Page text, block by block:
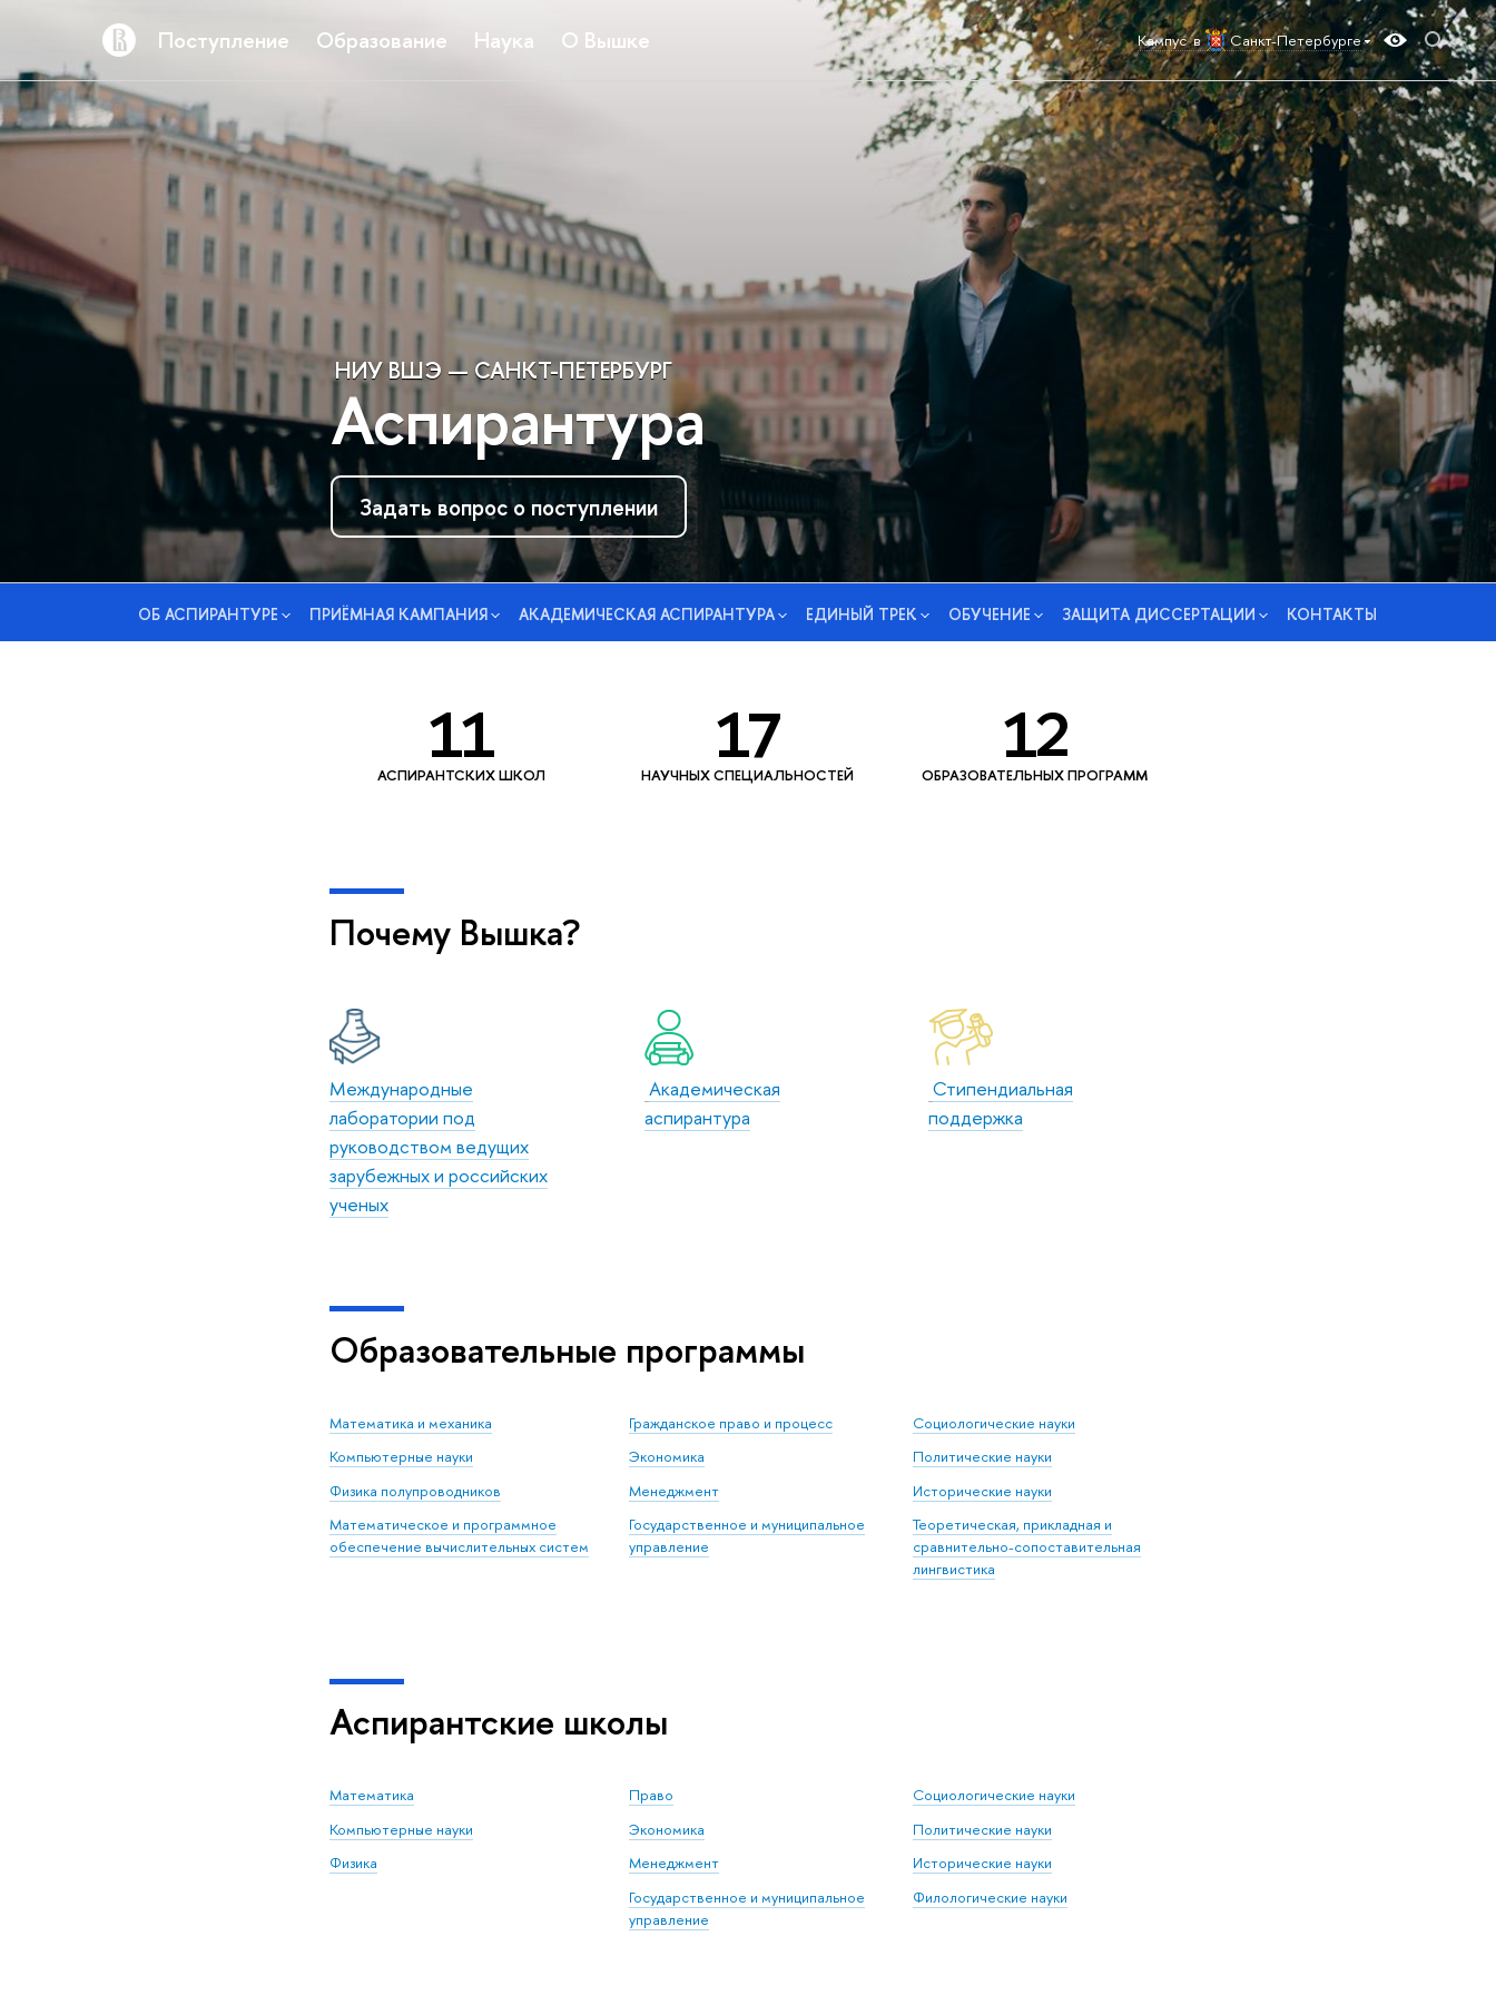
Поступление Образование Наука О Вышке Кампус в Санкт-Петербурге
НИУ ВШЭ — САНКТ-ПЕТЕРБУРГ
Аспирантура
Задать вопрос о поступлении
ОБ АСПИРАНТУРЕ ПРИЁМНАЯ КАМПАНИЯ АКАДЕМИЧЕСКАЯ АСПИРАНТУРА ЕДИНЫЙ ТРЕК ОБУЧЕНИЕ ЗАЩИТА ДИССЕРТАЦИИ КОНТАКТЫ
11
АСПИРАНТСКИХ ШКОЛ 17
НАУЧНЫХ СПЕЦИАЛЬНОСТЕЙ 12
ОБРАЗОВАТЕЛЬНЫХ ПРОГРАММ
Почему Вышка?
Международные
лаборатории под
руководством ведущих
зарубежных и российских
ученых
Академическая
аспирантура
Стипендиальная
поддержка
Образовательные программы
Математика и механика
Компьютерные науки
Физика полупроводников
Математическое и программное
обеспечение вычислительных систем
Гражданское право и процесс
Экономика
Менеджмент
Государственное и муниципальное
управление
Социологические науки
Политические науки
Исторические науки
Теоретическая, прикладная и
сравнительно-сопоставительная
лингвистика
Аспирантские школы
Математика
Компьютерные науки
Физика
Право
Экономика
Менеджмент
Государственное и муниципальное
управление
Социологические науки
Политические науки
Исторические науки
Филологические науки